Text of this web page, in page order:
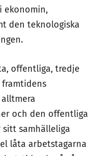
ekonomin,
den teknologiska
offentliga, tredje
och den offentliga
sitt samhälleliga
låta arbetstagarna